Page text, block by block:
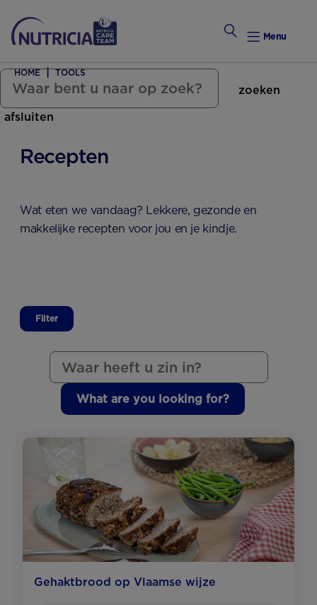
Zwanger Worden
Menu
zoeken
afsluiten
HOME TOOLS
Recepten
Wat eten we vandaag? Lekkere, gezonde en
makkelijke recepten voor jou en je kindje.
Filter
What are you looking for?
Gehaktbrood op Vlaamse wijze